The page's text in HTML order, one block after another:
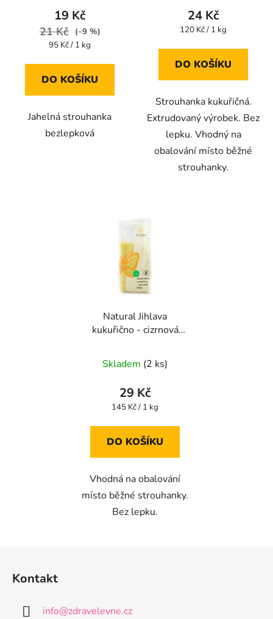
produktu
je
5,0
5
19 Kč
21 Kč
(–9 %)
Měrná
95 Kč / 1 kg
DO KOŠÍKU
Jahelná strouhanka
bezlepková
produktu
je
z
24 Kč
Měrná
120 Kč / 1 kg
DO KOŠÍKU
Strouhanka kukuřičná.
Extrudovaný výrobek. Bez
lepku. Vhodný na
obalování místo běžné
strouhanky.
Natural Jihlava
kukuřično - cizrnová
hodnocení
produktu
je
z
Skladem (2 ks)
29 Kč
Měrná
145 Kč / 1 kg
DO KOŠÍKU
Vhodná na obalování
místo běžné strouhanky.
Bez lepku.
Kontakt
info@zdravelevne.cz